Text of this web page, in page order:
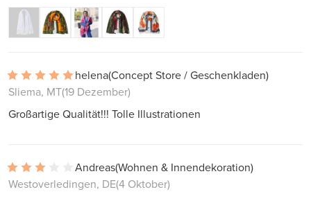
helena(Concept Store / Geschenkladen)
Sliema, MT(19 Dezember)
Großartige Qualität!!! Tolle Illustrationen
Andreas(Wohnen & Innendekoration)
Westoverledingen, DE(4 Oktober)